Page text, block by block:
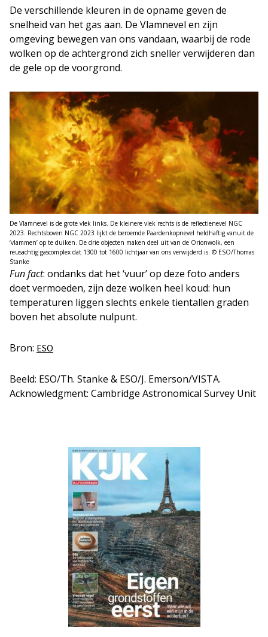
De verschillende kleuren in de opname geven de
snelheid van het gas aan. De Vlamnevel en zijn
omgeving bewegen van ons vandaan, waarbij de rode
wolken op de achtergrond zich sneller verwijderen dan
de gele op de voorgrond.
De Vlamnevel is de grote vlek links. De kleinere vlek rechts is de reflectienevel NGC
2023. Rechtsboven NGC 2023 lijkt de beroemde Paardenkopnevel heldhaftig vanuit de
‘vlammen’ op te duiken. De drie objecten maken deel uit van de Orionwolk, een
reusachtig gascomplex dat 1300 tot 1600 lichtjaar van ons verwijderd is. © ESO/Thomas
Stanke
Fun fact: ondanks dat het ‘vuur’ op deze foto anders
doet vermoeden, zijn deze wolken heel koud: hun
temperaturen liggen slechts enkele tientallen graden
boven het absolute nulpunt.
Bron: ESO
Beeld: ESO/Th. Stanke & ESO/J. Emerson/VISTA.
Acknowledgment: Cambridge Astronomical Survey Unit